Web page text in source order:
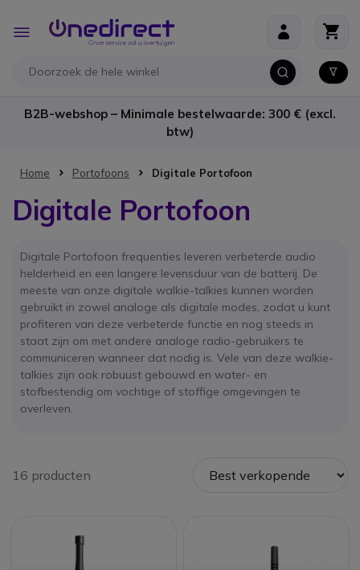
Toggle
Nav
B2B-webshop – Minimale bestelwaarde: 300 € (excl.
btw)
Home Portofoons Digitale Portofoon
Digitale Portofoon
Digitale Portofoon frequenties leveren verbeterde audio
helderheid en een langere levensduur van de batterij. De
meeste van onze digitale walkie-talkies kunnen worden
gebruikt in zowel analoge als digitale modes, zodat u kunt
profiteren van deze verbeterde functie en nog steeds in
staat zijn om met andere analoge radio-gebruikers te
communiceren wanneer dat nodig is. Vele van deze walkie-
talkies zijn ook robuust gebouwd en water- en
stofbestendig om vochtige of stoffige omgevingen te
overleven.
16 producten